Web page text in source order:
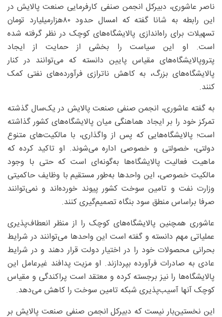
ناصر عاشوری، دبیرکل انجمن صنفی کارفرمایی صنعت پالایش در
این رابطه به شانا گفته که امسال حدود ۸۰‌هزار‌میلیارد تومان
تسهیلات برای راه‌اندازی پالایشگاه‌های کوچک در نظر گرفته شده
است. او این سیاست را بخشی از حمایت از ایجاد
پتروپالایشگاه‌های مقیاس پایین دانسته که می‌توانند در کنار
پالایشگاه‌های بزرگ، به کاهش ناترازی فرآورده‌های نفتی کمک
کنند.
به گفته عاشوری، انجمن صنفی صنعت پالایش در یک‌سال گذشته
تمرکز خود را بر ایجاد هماهنگی میان پالایشگاه‌های کشور گذاشته
است؛ پالایشگاه‌هایی که پس از واگذاری، با مالکیت‌های متنوع
دولتی، خصولتی و خصوصی اداره می‌شوند. او تاکید کرده که
ماهیت فعالیت پالایشگاه‌ها به‌گونه‌ای است که حتی با وجود
مالکیت خصوصی، این واحدها به‌طور مستقیم با وظایف حاکمیتی
وزارت نفت و تامین سوخت کشور پیوند خورده‌اند و نمی‌توانند
صرفا براساس منطق سود بنگاه تصمیم‌گیری کنند.
عاشوری همچنین پالایشگاه‌های کوچک را از منظر انعطاف‌پذیری
عملیاتی مهم دانسته و گفته است این واحدها می‌توانند در شرایط
بحرانی محصولات خود را در اختیار دولت قرار دهند و در شرایط
عادی به صادرات فرآورده بپردازند. او مزیت پدافند غیرعامل این
پالایشگاه‌ها را نیز برجسته کرده و معتقد است پراکندگی و مقیاس
کوچک آنها آسیب‌پذیری شبکه تامین سوخت را کاهش می‌دهد.
این نخستین‌بار نیست که دبیرکل انجمن صنفی صنعت پالایش بر